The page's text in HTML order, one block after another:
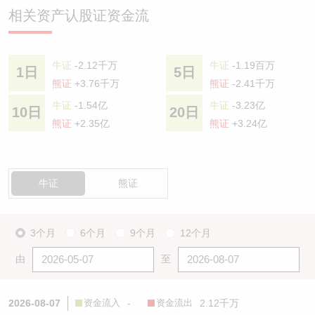
相关资产认股证资金流
1日 牛证 -2.12千万
熊证 +3.76千万
5日 牛证 -1.19百万
熊证 -2.41千万
10日 牛证 -1.54亿
熊证 +2.35亿
20日 牛证 -3.23亿
熊证 +3.24亿
牛证 熊证
3个月 6个月 9个月 12个月
由 至
2026-08-07 资金流入 - 资金流出 2.12千万